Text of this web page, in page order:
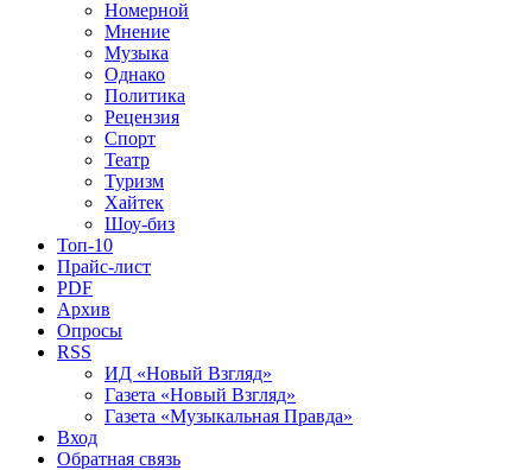
Номерной
Мнение
Музыка
Однако
Политика
Рецензия
Спорт
Театр
Туризм
Хайтек
Шоу-биз
Топ-10
Прайс-лист
PDF
Архив
Опросы
RSS
ИД «Новый Взгляд»
Газета «Новый Взгляд»
Газета «Музыкальная Правда»
Вход
Обратная связь